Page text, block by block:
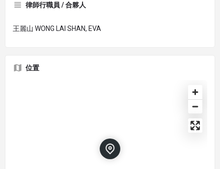
律師行職員 / 合夥人
王麗山 WONG LAI SHAN, EVA
位置